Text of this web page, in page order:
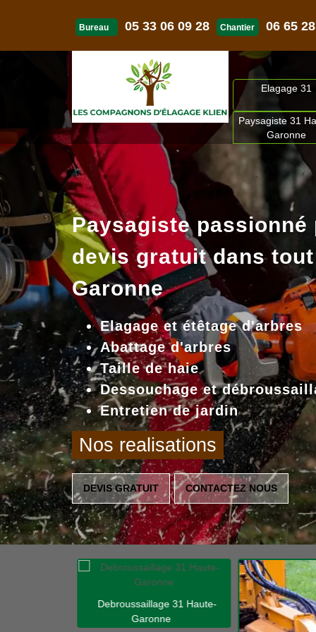
Bureau 05 33 06 09 28 Chantier 06 65
Elagage 31
Paysagiste 31
Garonne
Paysagiste passionné
devis gratuit dans tout
Garonne
Elagage et étêtage d'arbres
Abattage d'arbres
Taille de haie
Dessouchage et
Entretien de jardin
Nos realisations
DEVIS GRATUIT CONTACTEZ NOUS
Debroussaillage 31 Haute-
Garonne